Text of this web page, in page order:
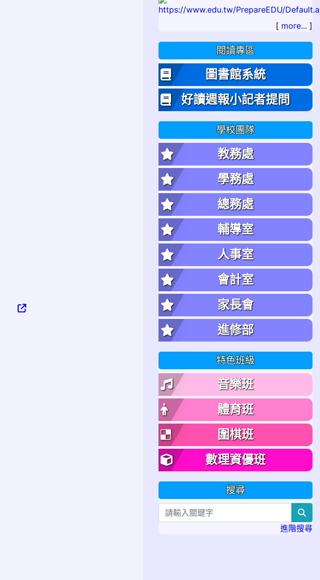
[ more... ]
閱讀專區
圖書館系統
好讀週報小記者提問
學校團隊
教務處
學務處
總務處
輔導室
人事室
會計室
家長會
進修部
特色班級
音樂班
體育班
圍棋班
數理資優班
搜尋
進階搜尋